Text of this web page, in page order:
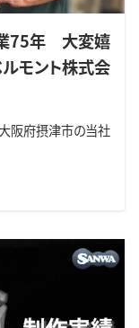
業75年 大変嬉
モント株式会
阪府摂津市の当社